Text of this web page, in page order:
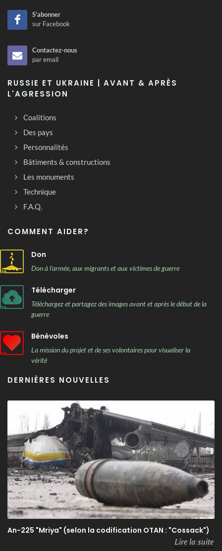
S'abonner
sur Facebook
Contactez-nous
par email
RUSSIE ET UKRAINE | AVANT & APRÈS
L'AGRESSION
Coalitions
Des pays
Personnalités
Bâtiments & constructions
Les monuments
Technique
F.A.Q.
COMMENT AIDER?
Don
Don à l'armée, aux migrants et aux victimes de guerre
Télécharger
Téléchargez et partagez des images avant et après le début de la
guerre
Bénévoles
La mission du projet et de ses volontaires pour visualiser la
vérité
DERNIÈRES NOUVELLES
An-225 "Mriya" (selon la codification OTAN : "Cossack")
Lire la suite